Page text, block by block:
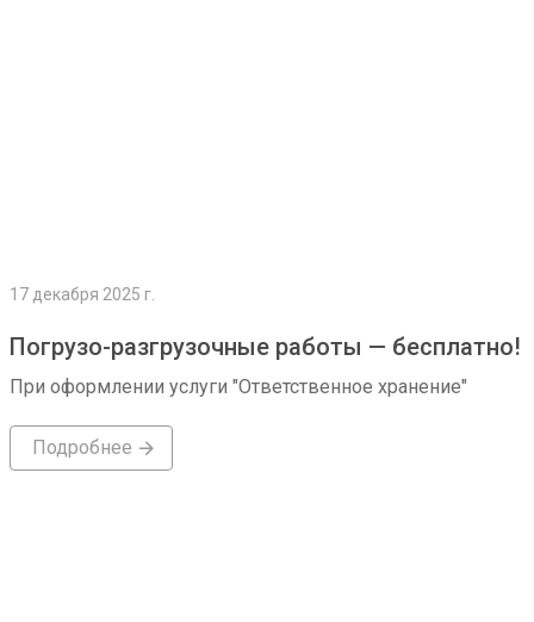
17 декабря 2025 г.
Погрузо-разгрузочные работы — бесплатно!
При оформлении услуги "Ответственное хранение"
Подробнее